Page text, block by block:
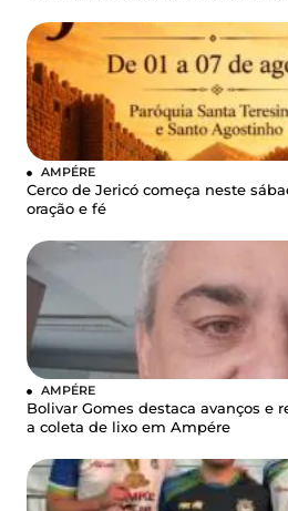
AMPÉRE
Cerco de Jericó começa neste
oração e fé
AMPÉRE
Bolivar Gomes destaca avanços e
a coleta de lixo em Ampére